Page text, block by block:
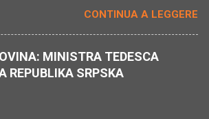
è noto alle forze dell'ordine come
e proviene dalla regione serba del
serbo, città nettamente divisa tra
CONTINUA A LEGGERE
MINISTRA TEDESCA
REPUBLIKA SRPSKA